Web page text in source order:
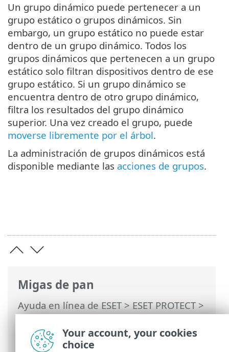
Migas de pan
Ayuda en línea de ESET>ESET PROTECT>
Usar ESET PROTECT>ESET PROTECT
Menú principal >Equipos >Grupos>
Grupos dinámicos
Un grupo dinámico puede pertenecer a un
grupo estático o grupos dinámicos. Sin
embargo, un grupo estático no puede estar
dentro de un grupo dinámico. Todos los
grupos dinámicos que pertenecen a un grupo
estático solo filtran dispositivos dentro de ese
grupo estático. Si un grupo dinámico se
encuentra dentro de otro grupo dinámico,
filtra los resultados del grupo dinámico
superior. Una vez creado el grupo, puede
moverse libremente por el árbol.
La administración de grupos dinámicos está
disponible mediante las acciones de grupos.
Your account, your cookies
choice